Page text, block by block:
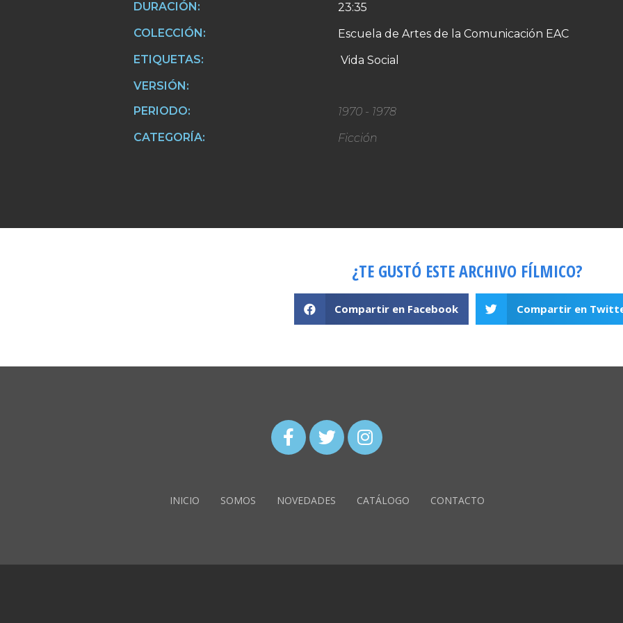
DURACIÓN:
23:35
COLECCIÓN:
Escuela de Artes de la Comunicación EAC
ETIQUETAS:
Vida Social
VERSIÓN:
PERIODO:
1970 - 1978
CATEGORÍA:
Ficción
¿TE GUSTÓ ESTE ARCHIVO FÍLMICO?
Compartir en Facebook Compartir en
INICIO SOMOS NOVEDADES CATÁLOGO CONTACTO